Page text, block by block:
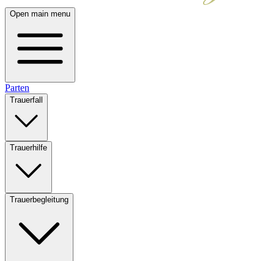
Open main menu
Parten
Trauerfall
Trauerhilfe
Trauerbegleitung